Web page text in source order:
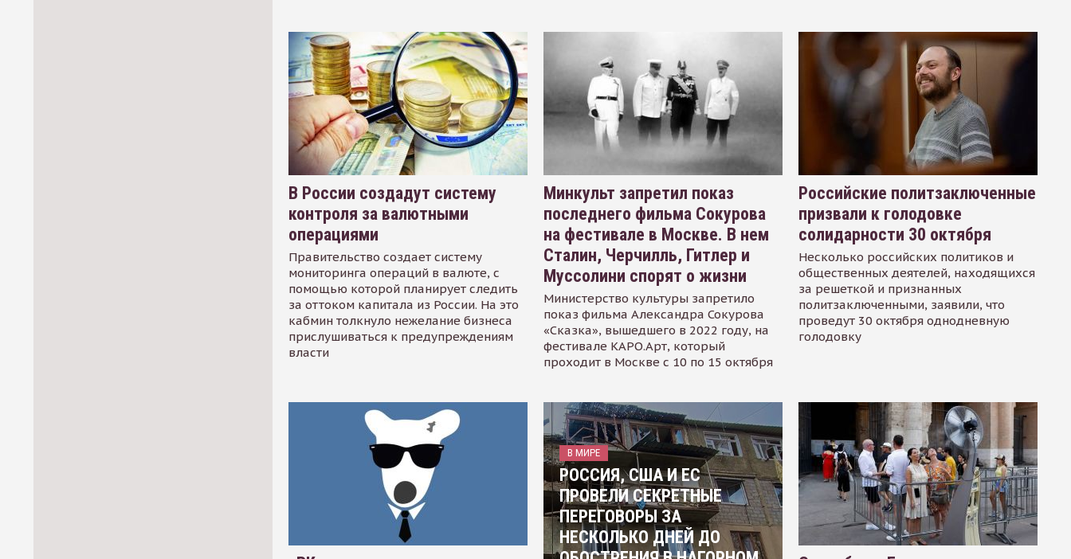
В России создадут систему
контроля за валютными
операциями
Правительство создает систему
мониторинга операций в валюте, с
помощью которой планирует следить
за оттоком капитала из России. На это
кабмин толкнуло нежелание бизнеса
прислушиваться к предупреждениям
власти
Минкульт запретил показ
последнего фильма Сокурова
на фестивале в Москве. В нем
Сталин, Черчилль, Гитлер и
Муссолини спорят о жизни
Министерство культуры запретило
показ фильма Александра Сокурова
«Сказка», вышедшего в 2022 году, на
фестивале КАРО.Арт, который
проходит в Москве с 10 по 15 октября
Российские политзаключенные
призвали к голодовке
солидарности 30 октября
Несколько российских политиков и
общественных деятелей, находящихся
за решеткой и признанных
политзаключенными, заявили, что
проведут 30 октября однодневную
голодовку
В МИРЕ
РОССИЯ, США И ЕС
ПРОВЕЛИ СЕКРЕТНЫЕ
ПЕРЕГОВОРЫ ЗА
НЕСКОЛЬКО ДНЕЙ ДО